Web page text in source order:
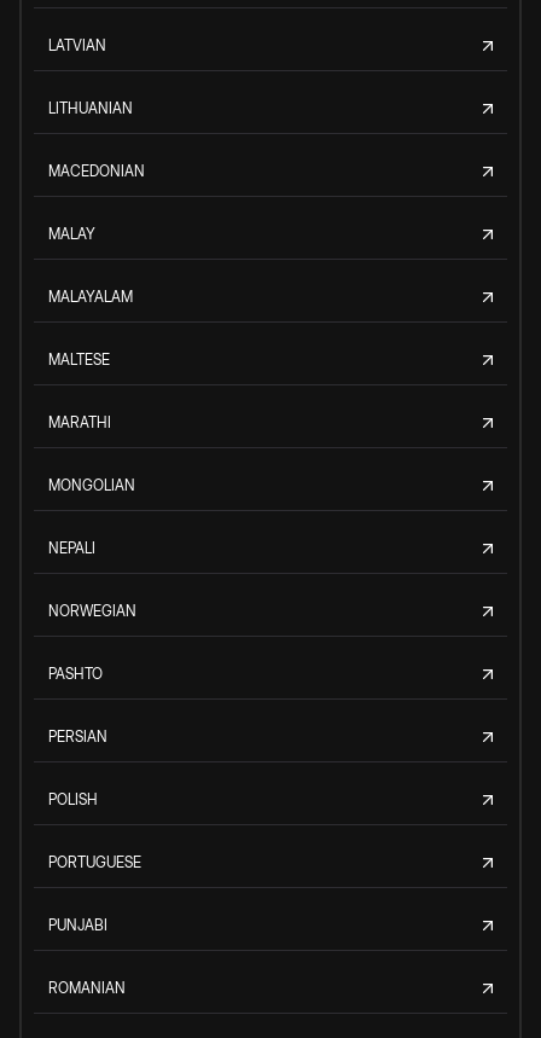
LATVIAN
LITHUANIAN
MACEDONIAN
MALAY
MALAYALAM
MALTESE
MARATHI
MONGOLIAN
NEPALI
NORWEGIAN
PASHTO
PERSIAN
POLISH
PORTUGUESE
PUNJABI
ROMANIAN